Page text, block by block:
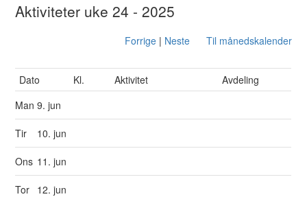
Aktiviteter uke 24 - 2025
Forrige| Neste Til månedskalender
Dato Kl. Aktivitet
Avdeling
Man9. jun
Tir 10. jun
Ons 11. jun
Tor 12. jun